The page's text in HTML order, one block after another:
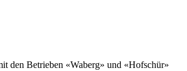
den Betrieben «Waberg» und «Hofschür»